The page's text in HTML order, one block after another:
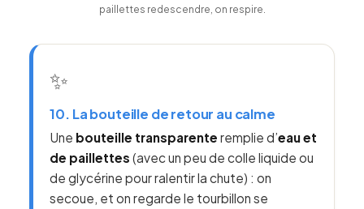
paillettes redescendre, on respire.
✨
10. La bouteille de retour au calme
Une bouteille transparente remplie d’eau et
de paillettes (avec un peu de colle liquide ou
de glycérine pour ralentir la chute) : on
secoue, et on regarde le tourbillon se